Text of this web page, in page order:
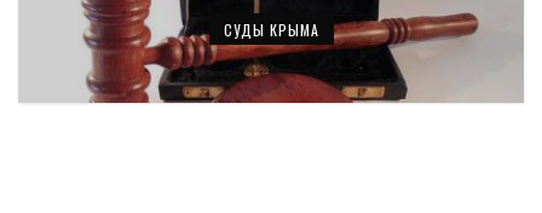
СУДЫ КРЫМА